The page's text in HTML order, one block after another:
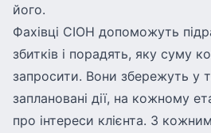
його.
Фахівці СІОН допоможуть
збитків і порадять, яку суму
запросити. Вони збережуть у
заплановані дії, на кожному
про інтереси клієнта. З